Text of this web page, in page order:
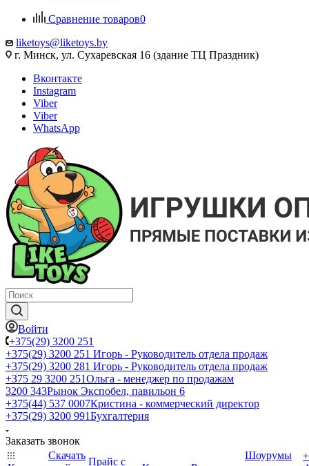
Сравнение товаров0
liketoys@liketoys.by
г. Минск, ул. Сухаревская 16 (здание ТЦ Праздник)
Вконтакте
Instagram
Viber
Viber
WhatsApp
Войти
+375(29) 3200 251
+375(29) 3200 251 Игорь - Руководитель отдела продаж
+375(29) 3200 281 Игорь - Руководитель отдела продаж
+З75 29 3200 251Ольга - менеджер по продажам
3200 343Рынок Экспобел, павильон 6
+375(44) 537 0007Кристина - коммерческий директор
+375(29) 3200 991Бухгалтерия
Заказать звонок
Скачать
Прайс с
Шоурумы
+